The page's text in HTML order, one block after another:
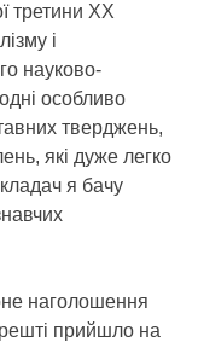
третини ХХ
і
науково-
особливо
тверджень,
які дуже легко
я бачу
наголошення
прийшло на